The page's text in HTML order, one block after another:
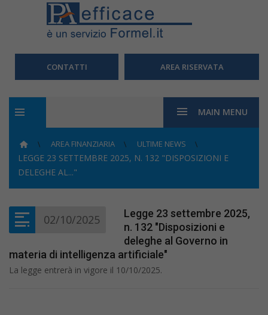
CONTATTI AREA RISERVATA
MAIN MENU
AREA FINANZIARIA ULTIME NEWS
LEGGE 23 SETTEMBRE 2025, N. 132 "DISPOSIZIONI E
DELEGHE AL..."
02/10/2025
Legge 23 settembre 2025,
n. 132 "Disposizioni e
deleghe al Governo in
materia di intelligenza artificiale"
La legge entrerà in vigore il 10/10/2025.